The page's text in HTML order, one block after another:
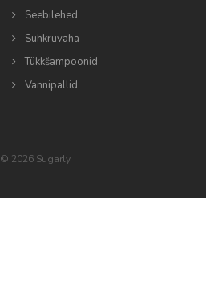
Seebilehed
Suhkruvaha
Tükkšampoonid
Vannipallid
© 2026 Sugarly